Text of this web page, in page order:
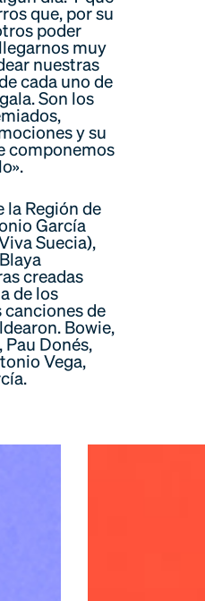
que, por su
poder
muy
nuestras
cada uno de
Son los
y su
componemos
la Región de
García
Suecia),
creadas
de los
canciones de
Bowie,
Pau Donés,
Vega,